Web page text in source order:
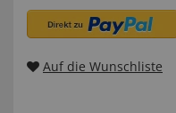
Auf die Wunschliste